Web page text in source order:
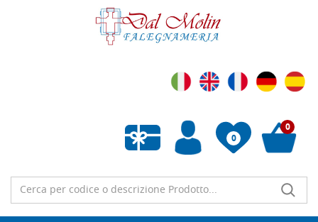
0
Liste de souhaits vide
0